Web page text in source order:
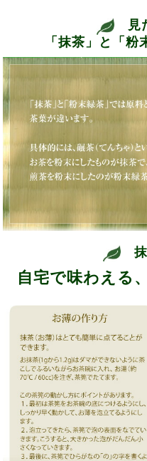
見
「抹茶」と「粉
自宅で味わえる